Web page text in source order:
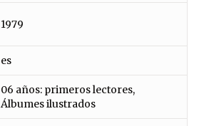
1979
es
06 años: primeros lectores,
Álbumes ilustrados